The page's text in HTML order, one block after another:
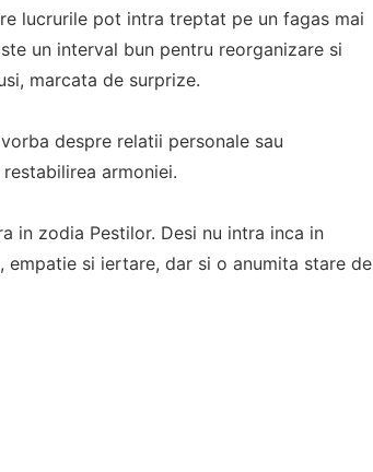
lucrurile pot intra treptat pe un fagas mai
un interval bun pentru reorganizare si
marcata de surprize.
despre relatii personale sau
armoniei.
in zodia Pestilor. Desi nu intra inca in
si iertare, dar si o anumita stare de